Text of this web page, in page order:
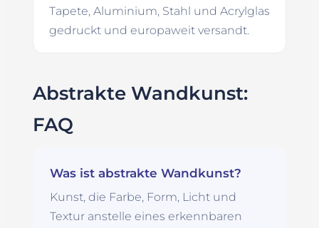
Tapete, Aluminium, Stahl und Acrylglas
gedruckt und europaweit versandt.
Abstrakte Wandkunst:
FAQ
Was ist abstrakte Wandkunst?
Kunst, die Farbe, Form, Licht und
Textur anstelle eines erkennbaren